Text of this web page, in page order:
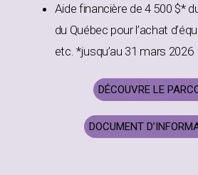
Aide financière de 4 500 $*
du Québec pour l’achat
etc. *jusqu’au 31 mars 2026
DÉCOUVRE LE
DOCUMENT